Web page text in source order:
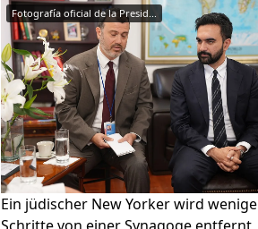
Fotografía oficial de la Presid...
Ein jüdischer New Yorker wird wenige